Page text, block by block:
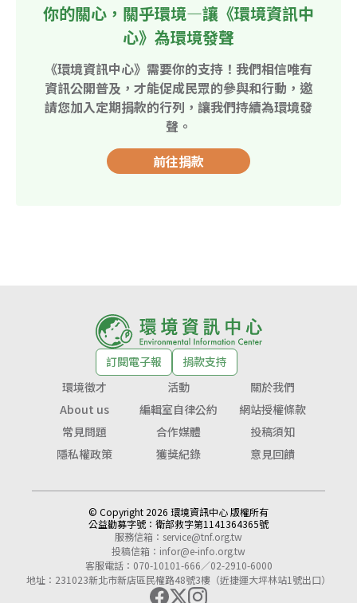
你的關心，關乎環境—讓《環境資訊中
心》為環境發聲
《環境資訊中心》需要你的支持！我們相信唯有
資訊公開普及，才能促成民眾的參與和行動，邀
請您加入定期捐款的行列，讓我們持續為環境發
聲。
前往捐款
訂閱電子報
捐款支持
環境徵才
活動
關於我們
About us
編輯室自律公約
網站授權條款
常見問題
合作媒體
投稿須知
隱私權政策
獲獎紀錄 意見回饋
© Copyright 2026 環境資訊中心 版權所有
公益勸募字號： 衛部救字第1141364365號
服務信箱： service@tnf.org.tw
投稿信箱： infor@e-info.org.tw
客服電話：070-10101-666／02-2910-6000
地址：231023新北市新店區民權路48號3樓（近捷運大坪林站1號出口）